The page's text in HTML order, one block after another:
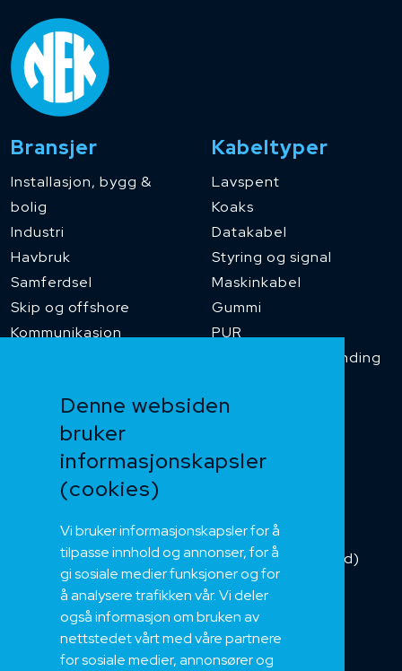
Denne websiden
bruker
informasjonskapsler
(cookies)
Vi bruker informasjonskapsler for å
tilpasse innhold og annonser, for å
gi sosiale medier funksjoner og for
å analysere trafikken vår. Vi deler
også informasjon om bruken av
nettstedet vårt med våre partnere
for sosiale medier, annonsører og
Bransjer
Installasjon, bygg &
bolig
Industri
Havbruk
Samferdsel
Skip og offshore
Kommunikasjon
Kabeltyper
Lavspent
Koaks
Datakabel
Styring og signal
Maskinkabel
Gummi
PUR
Temperaturbestanding
Heis og kran
Kategorikabel
Installasjonskabel
Kombikabel (Hybrid)
DNV sertifisert
Tilbehør